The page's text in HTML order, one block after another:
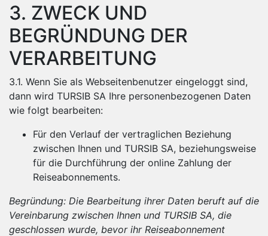
3. ZWECK UND
BEGRÜNDUNG DER
VERARBEITUNG
3.1. Wenn Sie als Webseitenbenutzer eingeloggt sind,
dann wird TURSIB SA Ihre personenbezogenen Daten
wie folgt bearbeiten:
Für den Verlauf der vertraglichen Beziehung
zwischen Ihnen und TURSIB SA, beziehungsweise
für die Durchführung der online Zahlung der
Reiseabonnements.
Begründung: Die Bearbeitung ihrer Daten beruft auf die
Vereinbarung zwischen Ihnen und TURSIB SA, die
geschlossen wurde, bevor ihr Reiseabonnement